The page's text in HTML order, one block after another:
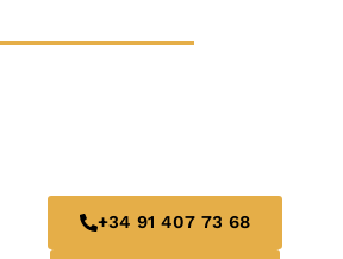
AHORA
OFRECEMOS UN SERVICIO DE
+34 91 407 73 68